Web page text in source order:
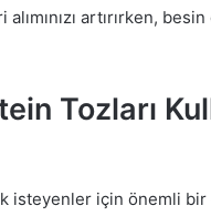
alımınızı artırırken,
Tozları
isteyenler için önemli